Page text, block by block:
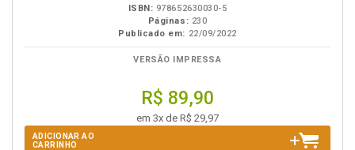
ISBN: 978652630030-5
Páginas: 230
Publicado em: 22/09/2022
VERSÃO IMPRESSA
R$ 89,90
em 3x de R$ 29,97
ADICIONAR AO
CARRINHO